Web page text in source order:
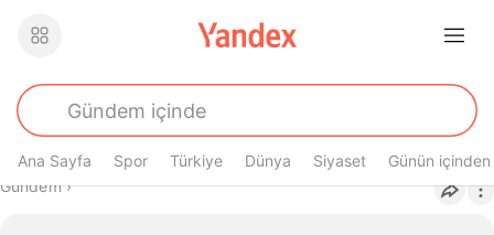
Ana Sayfa Spor Türkiye Dünya Siyaset Günün içinden
Buradasın
Gündem›